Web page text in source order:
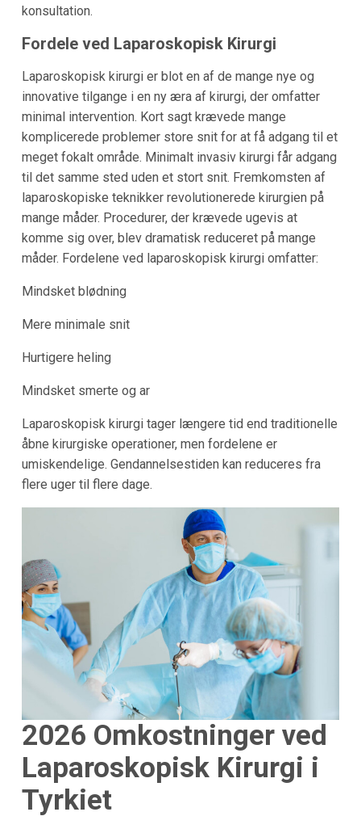
konsultation.
Fordele ved Laparoskopisk Kirurgi
Laparoskopisk kirurgi er blot en af de mange nye og
innovative tilgange i en ny æra af kirurgi, der omfatter
minimal intervention. Kort sagt krævede mange
komplicerede problemer store snit for at få adgang til et
meget fokalt område. Minimalt invasiv kirurgi får adgang
til det samme sted uden et stort snit. Fremkomsten af
laparoskopiske teknikker revolutionerede kirurgien på
mange måder. Procedurer, der krævede ugevis at
komme sig over, blev dramatisk reduceret på mange
måder. Fordelene ved laparoskopisk kirurgi omfatter:
Mindsket blødning
Mere minimale snit
Hurtigere heling
Mindsket smerte og ar
Laparoskopisk kirurgi tager længere tid end traditionelle
åbne kirurgiske operationer, men fordelene er
umiskendelige. Gendannelsestiden kan reduceres fra
flere uger til flere dage.
2026 Omkostninger ved
Laparoskopisk Kirurgi i
Tyrkiet